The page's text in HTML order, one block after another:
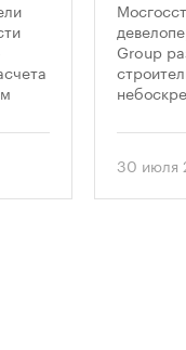
Group
метров.
30 июля